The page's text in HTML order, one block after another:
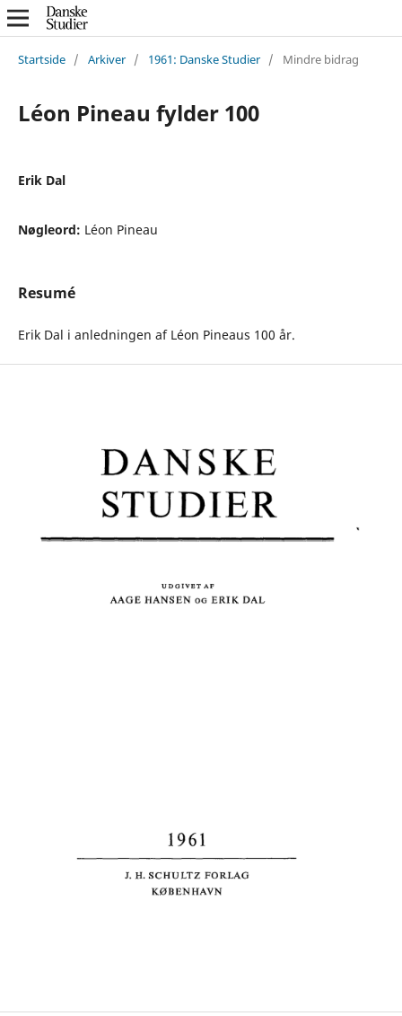
Startside / Arkiver / 1961: Danske Studier / Mindre bidrag
Léon Pineau fylder 100
Erik Dal
Nøgleord: Léon Pineau
Resumé
Erik Dal i anledningen af Léon Pineaus 100 år.